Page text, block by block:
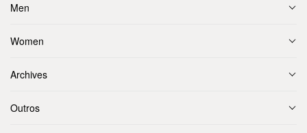
Men
Women
Archives
Outros